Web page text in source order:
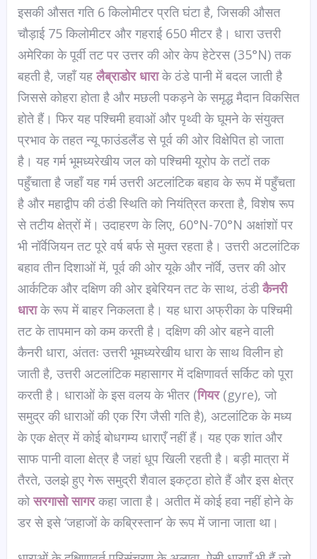
इसकी औसत गति 6 किलोमीटर प्रति घंटा है, जिसकी औसत
चौड़ाई 75 किलोमीटर और गहराई 650 मीटर है। धारा उत्तरी
अमेरिका के पूर्वी तट पर उत्तर की ओर केप हेटेरस (35°N) तक
बहती है, जहाँ यहलैब्राडोर धाराके ठंडे पानी में बदल जाती है
जिससे कोहरा होता है और मछली पकड़ने के समृद्ध मैदान विकसित
होते हैं। फिर यह पश्चिमी हवाओं और पृथ्वी के घूमने के संयुक्त
प्रभाव के तहत न्यू फाउंडलैंड से पूर्व की ओर विक्षेपित हो जाता
है। यह गर्म भूमध्यरेखीय जल को पश्चिमी यूरोप के तटों तक
पहुँचाता है जहाँ यह गर्म उत्तरी अटलांटिक बहाव के रूप में पहुँचता
है और महाद्वीप की ठंडी स्थिति को नियंत्रित करता है, विशेष रूप
से तटीय क्षेत्रों में। उदाहरण के लिए, 60°N-70°N अक्षांशों पर
भी नॉर्वेजियन तट पूरे वर्ष बर्फ से मुक्त रहता है। उत्तरी अटलांटिक
बहाव तीन दिशाओं में, पूर्व की ओर यूके और नॉर्वे, उत्तर की ओर
आर्कटिक और दक्षिण की ओर इबेरियन तट के साथ, ठंडीकैनरी
धाराके रूप में बाहर निकलता है। यह धारा अफ्रीका के पश्चिमी
तट के तापमान को कम करती है। दक्षिण की ओर बहने वाली
कैनरी धारा, अंततः उत्तरी भूमध्यरेखीय धारा के साथ विलीन हो
जाती है, उत्तरी अटलांटिक महासागर में दक्षिणावर्त सर्किट को पूरा
करती है। धाराओं के इस वलय के भीतर (गियर(gyre), जो
समुद्र की धाराओं की एक रिंग जैसी गति है), अटलांटिक के मध्य
के एक क्षेत्र में कोई बोधगम्य धाराएँ नहीं हैं। यह एक शांत और
साफ पानी वाला क्षेत्र है जहां धूप खिली रहती है। बड़ी मात्रा में
तैरते, उलझे हुए गेरू समुद्री शैवाल इकट्ठा होते हैं और इस क्षेत्र
कोसरगासो सागरकहा जाता है। अतीत में कोई हवा नहीं होने के
डर से इसे ‘जहाजों के कब्रिस्तान’ के रूप में जाना जाता था।